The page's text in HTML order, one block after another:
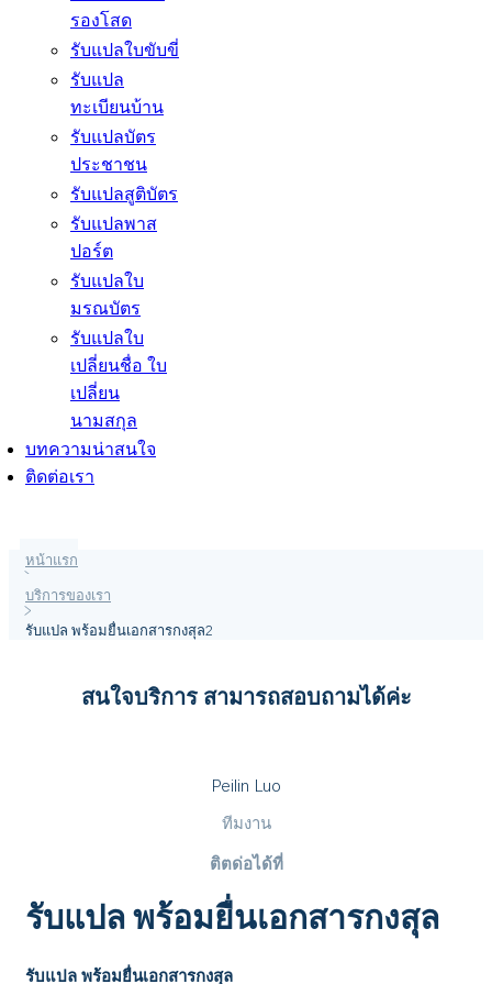
รองโสด
รับแปลใบขับขี่
รับแปล
ทะเบียนบ้าน
รับแปลบัตร
ประชาชน
รับแปลสูติบัตร
รับแปลพาส
ปอร์ต
รับแปลใบ
มรณบัตร
รับแปลใบ
เปลี่ยนชื่อ ใบ
เปลี่ยน
นามสกุล
บทความน่าสนใจ
ติดต่อเรา
หน้าแรก
>
บริการของเรา
>
รับแปล พร้อมยื่นเอกสารกงสุล2
สนใจบริการ สามารถสอบถามได้ค่ะ
Peilin Luo
ทีมงาน
ติตด่อได้ที่
รับแปล พร้อมยื่นเอกสารกงสุล
รับแปล พร้อมยื่นเอกสารกงสุล